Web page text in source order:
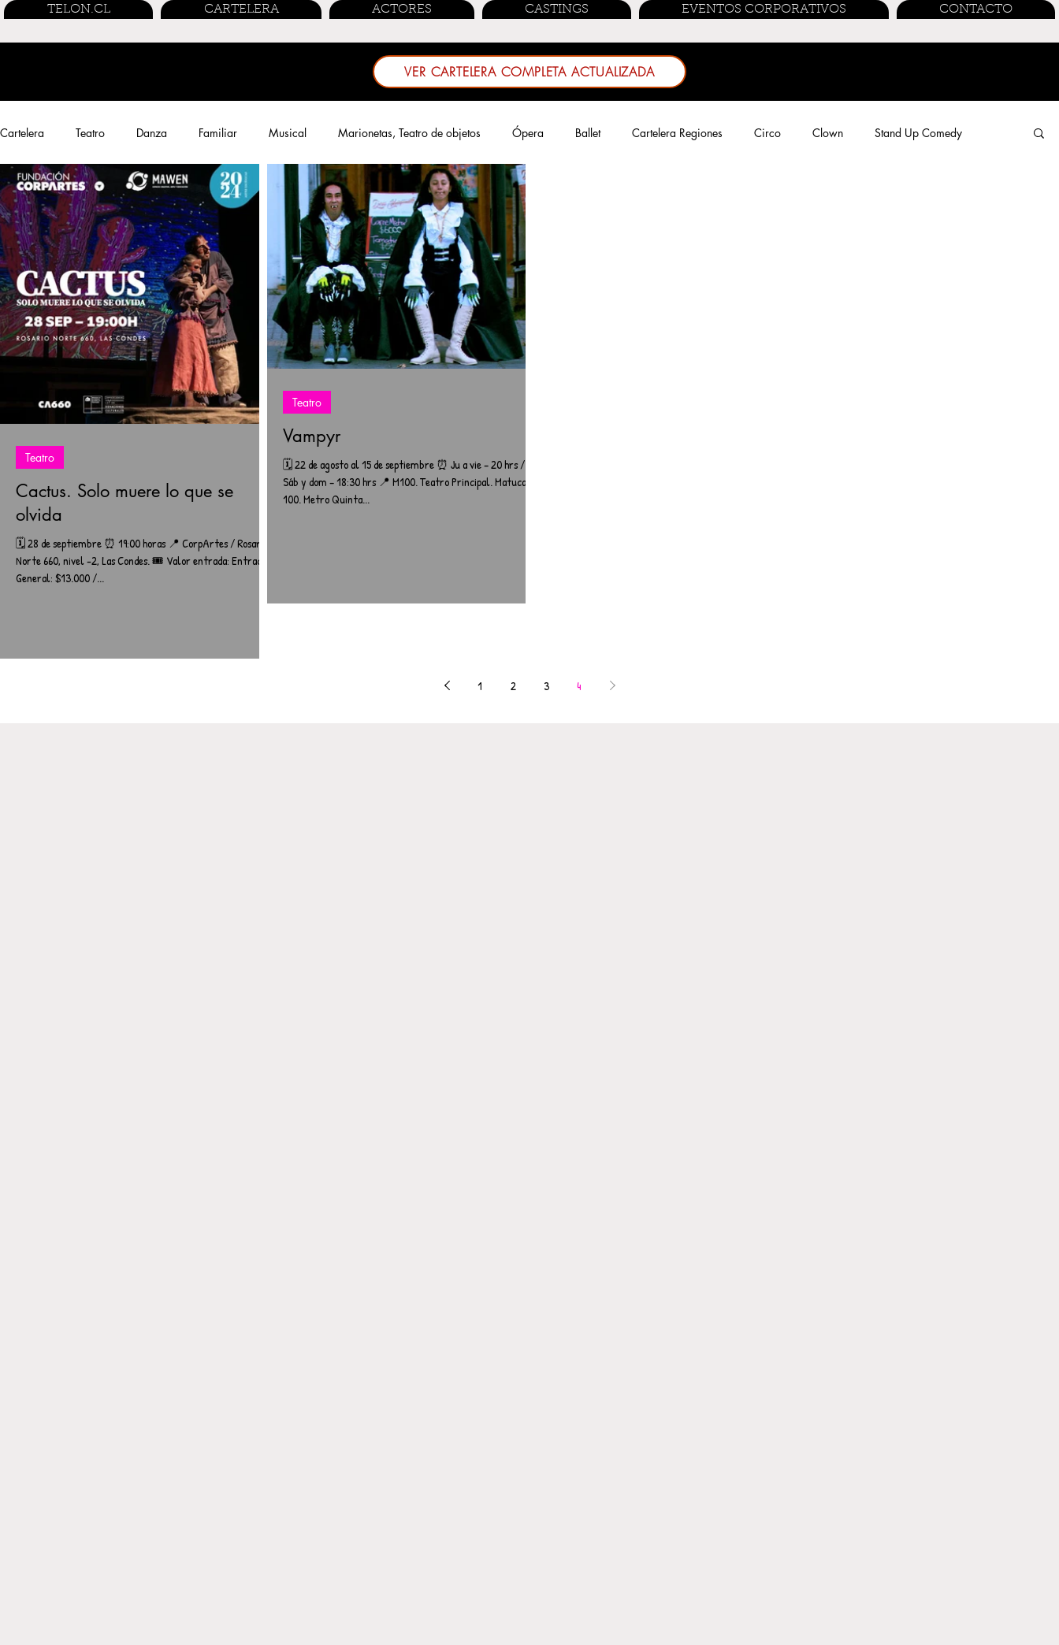
TELON.CL CARTELERA ACTORES CASTINGS EVENTOS CORPORATIVOS CONTACTO
VER CARTELERA COMPLETA ACTUALIZADA
Cartelera Teatro Danza Familiar Musical Marionetas, Teatro de objetos Ópera Ballet Cartelera Regiones Circo Clown Stand Up Comedy
Performance Entrevistas Streaming Cine Chileno
Cactus. Solo muere lo que se
olvida
🗓️ 28 de septiembre ⏰ 19:00 horas 📍 CorpArtes / Rosario
Norte 660, nivel -2, Las Condes. 🎟️ Valor entrada: Entrada
General: $13.000 /...
Teatro
Vampyr
🗓️ 22 de agosto al 15 de septiembre ⏰ Ju a vie – 20 hrs /
Sáb y dom – 18:30 hrs 📍 M100. Teatro Principal. Matucana
100. Metro Quinta...
Teatro
1 2 3 4